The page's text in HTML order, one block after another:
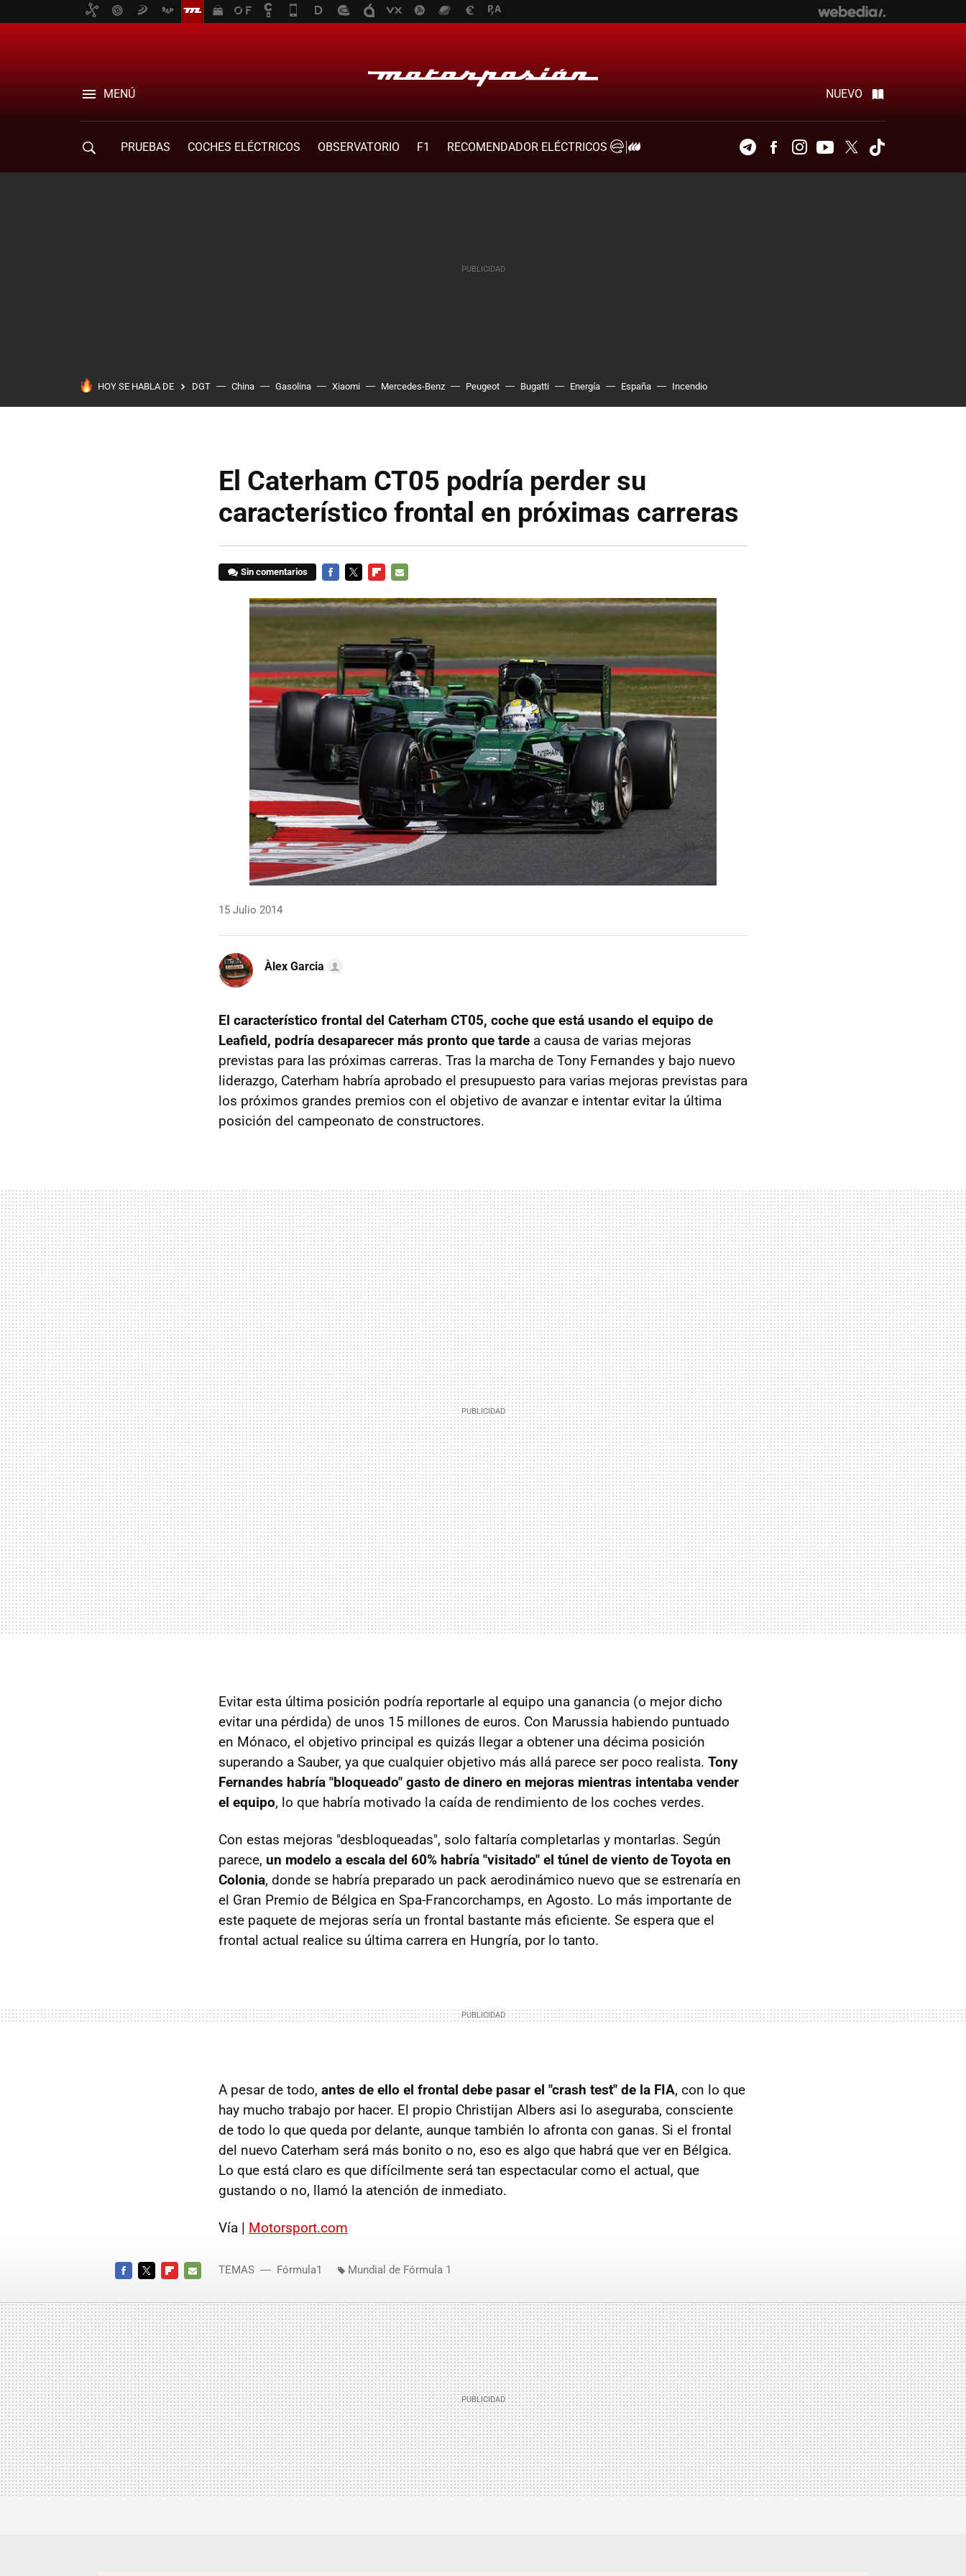
MENÚ NUEVO
PRUEBAS COCHES ELÉCTRICOS OBSERVATORIO F1
RECOMENDADOR ELÉCTRICOS
TelegramFacebookInstagramYoutubeTwitter
HOY SE HABLA DE DGT China Gasolina Xiaomi Mercedes-Benz Peugeot Bugatti Energía España Incendio
El Caterham CT05 podría perder su
característico frontal en próximas carreras
Sin comentarios
MAIL
15 Julio 2014
Àlex Garcia
El característico frontal del Caterham CT05, coche que está usando el equipo de
Leafield, podría desaparecer más pronto que tarde a causa de varias mejoras
previstas para las próximas carreras. Tras la marcha de Tony Fernandes y bajo nuevo
liderazgo, Caterham habría aprobado el presupuesto para varias mejoras previstas para
los próximos grandes premios con el objetivo de avanzar e intentar evitar la última
posición del campeonato de constructores.
Evitar esta última posición podría reportarle al equipo una ganancia (o mejor dicho
evitar una pérdida) de unos 15 millones de euros. Con Marussia habiendo puntuado
en Mónaco, el objetivo principal es quizás llegar a obtener una décima posición
superando a Sauber, ya que cualquier objetivo más allá parece ser poco realista. Tony
Fernandes habría "bloqueado" gasto de dinero en mejoras mientras intentaba vender
el equipo, lo que habría motivado la caída de rendimiento de los coches verdes.
Con estas mejoras "desbloqueadas", solo faltaría completarlas y montarlas. Según
parece, un modelo a escala del 60% habría "visitado" el túnel de viento de Toyota en
Colonia, donde se habría preparado un pack aerodinámico nuevo que se estrenaría en
el Gran Premio de Bélgica en Spa-Francorchamps, en Agosto. Lo más importante de
este paquete de mejoras sería un frontal bastante más eficiente. Se espera que el
frontal actual realice su última carrera en Hungría, por lo tanto.
A pesar de todo, antes de ello el frontal debe pasar el "crash test" de la FIA, con lo que
hay mucho trabajo por hacer. El propio Christijan Albers asi lo aseguraba, consciente
de todo lo que queda por delante, aunque también lo afronta con ganas. Si el frontal
del nuevo Caterham será más bonito o no, eso es algo que habrá que ver en Bélgica.
Lo que está claro es que difícilmente será tan espectacular como el actual, que
gustando o no, llamó la atención de inmediato.
Vía | Motorsport.com
MAIL
TEMAS Fórmula1 Mundial de Fórmula 1